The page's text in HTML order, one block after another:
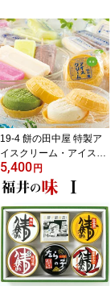
19-4 餅の田中屋 特製ア
イスクリーム・アイスキ
ャンデー セット【冷凍】
おいしい 福井県 福井 お
土産 特産物贈り物 中元
お中元 贈答
5,400 円